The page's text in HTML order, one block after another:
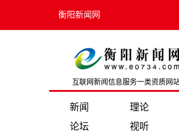
衡阳新闻网
互联网新闻信息服务一类资质网
新闻 理论
论坛
视听